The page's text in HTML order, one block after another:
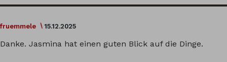
fruemmele 15.12.2025
Danke. Jasmina hat einen guten Blick auf die Dinge.